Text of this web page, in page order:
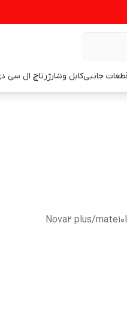
جانبیکابل وشارژرتاچ ال سی
Nova2 plus/